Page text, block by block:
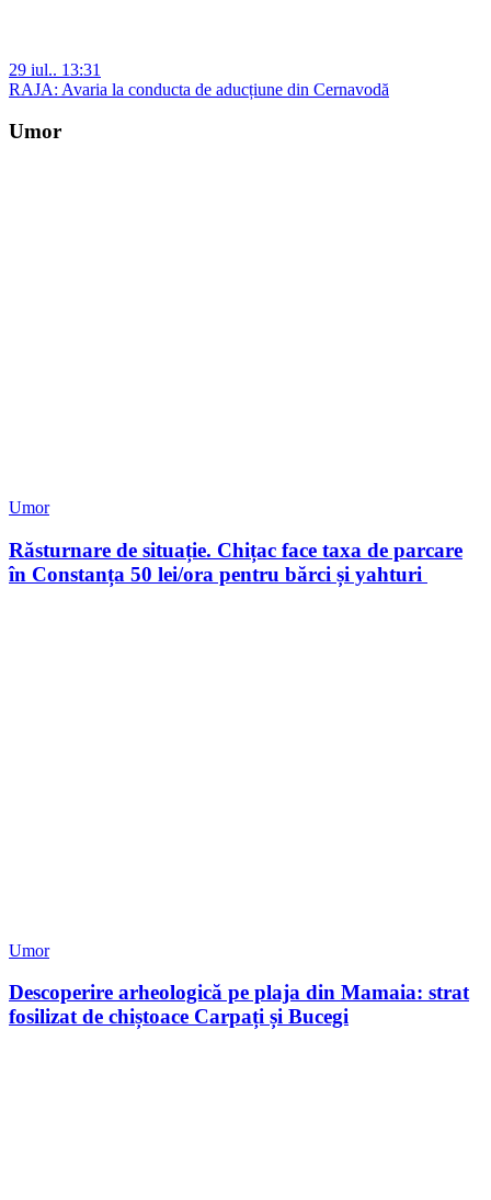
29 iul.. 13:31
RAJA: Avaria la conducta de aducțiune din Cernavodă
Umor
Umor
Răsturnare de situație. Chițac face taxa de parcare
în Constanța 50 lei/ora pentru bărci și yahturi
Umor
Descoperire arheologică pe plaja din Mamaia: strat
fosilizat de chiștoace Carpați și Bucegi